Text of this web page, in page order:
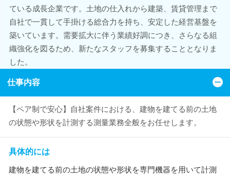
ている成長企業です。土地の仕入れから建築、賃貸管理まで
自社で一貫して手掛ける総合力を持ち、安定した経営基盤を
築いています。需要拡大に伴う業績好調につき、さらなる組
織強化を図るため、新たなスタッフを募集することとなりま
した。
仕事内容
【ペア制で安心】自社案件における、建物を建てる前の土地
の状態や形状を計測する測量業務全般をお任せします。
具体的には
建物を建てる前の土地の状態や形状を専門機器を用いて計測